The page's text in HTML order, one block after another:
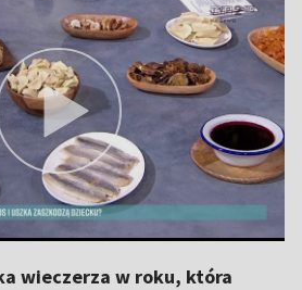
wieczerza w roku, która